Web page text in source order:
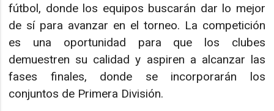
fútbol, donde los equipos buscarán dar lo mejor
de sí para avanzar en el torneo. La competición
es una oportunidad para que los clubes
demuestren su calidad y aspiren a alcanzar las
fases finales, donde se incorporarán los
conjuntos de Primera División.